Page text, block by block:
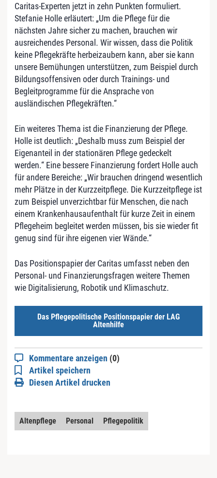
Caritas-Experten jetzt in zehn Punkten formuliert.
Stefanie Holle erläutert: „Um die Pflege für die
nächsten Jahre sicher zu machen, brauchen wir
ausreichendes Personal. Wir wissen, dass die Politik
keine Pflegekräfte herbeizaubern kann, aber sie kann
unsere Bemühungen unterstützen, zum Beispiel durch
Bildungsoffensiven oder durch Trainings- und
Begleitprogramme für die Ansprache von
ausländischen Pflegekräften.“
Ein weiteres Thema ist die Finanzierung der Pflege.
Holle ist deutlich: „Deshalb muss zum Beispiel der
Eigenanteil in der stationären Pflege gedeckelt
werden.“ Eine bessere Finanzierung fordert Holle auch
für andere Bereiche: „Wir brauchen dringend wesentlich
mehr Plätze in der Kurzzeitpflege. Die Kurzzeitpflege ist
zum Beispiel unverzichtbar für Menschen, die nach
einem Krankenhausaufenthalt für kurze Zeit in einem
Pflegeheim begleitet werden müssen, bis sie wieder fit
genug sind für ihre eigenen vier Wände.“
Das Positionspapier der Caritas umfasst neben den
Personal- und Finanzierungsfragen weitere Themen
wie Digitalisierung, Robotik und Klimaschutz.
Das Pflegepolitische Positionspapier der LAG
Altenhilfe
Kommentare anzeigen (0)
Artikel speichern
Diesen Artikel drucken
Altenpflege Personal Pflegepolitik